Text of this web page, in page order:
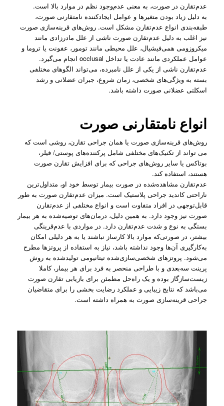
عدم‌تقارن در صورت، به معنی عدم‌وجود نظم در موارد بالا است.
به دلیل زیاد بودن متغیرها و عوامل ایجادکننده نامتقارنی صورت،
طبقه‌بندی انواع عدم‌تقارن مشکل است. روش‌های قرینه‌سازی صورت
نیز اغلب به دلیل عدم‌تقارن صورت ناشی از علل مادرزادی مانند
میکروزومی ‌همی‌فیشیال، علل محیطی مانند تومور، عفونت یا تروما و
عوامل عملکردی مانند عادت یا تداخل occlusal انجام می‌گیرد.
عدم‌تقارن ناشی از یکی از علل نامبرده، می‌تواند الگوهای مختلفی
بسته به ویژگی‌های شخصی، زمان شروع، جبران عضلانی و رشد
اسکلتی عضلانی صورت داشته باشد.
انواع نامتقارنی صورت
روش‌های قرینه‌سازی صورت یا همان جراحی تقارن، روشی است که
می تواند از تکنیک‌های مختلفی شامل پرکننده‌های پوستی/ فیلر،
بوتاکس یا سایر روش‌های جراحی که برای افزایش تقارن صورت
هستند، استفاده کند.
عدم‌تقارن مشاهده‌شده در صورت بیمار توسط خود او، متداول‌ترین
ناراحتی کاندید جراحی پلاستیک است. میزان عدم‌تقارن صورت به طور
قابل‌توجهی در افراد متفاوت است و انواع مختلفی از عدم‌تقارن
صورت نیز وجود دارد. به همین دلیل، درمان‌های توصیه‌شده به هر بیمار
بستگی به نوع و شدت عدم‌تقارن دارد. در مواردی با عدم‌قرینگی
بیشتر، در صورتی‌که موارد بالا کارساز نباشند یا به هر دلیلی امکان
به‌کارگیری آن‌ها وجود نداشته باشد، نیاز به استفاده از پروتزها مطرح
می‌شود. پروتزهای شخصی‌سازی‌شده تیتانیومی تولیدشده به روش
پرینت سه‌بعدی و با طراحی منحصر به فرد برای هر بیمار، کاملا
زیست‌سازگاز بوده و یک راه‌حل مطمئن برای بازیابی تقارن صورت
می‌باشد که نتایج زیبایی و عملکرد رضایت بخشی را برای متقاضیان
جراحی قرینه‌سازی صورت به همراه داشته است.